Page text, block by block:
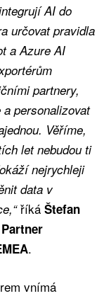
AI do
určovat pravidla
a Azure AI
partnery,
personalizovat
Věříme,
let nebudou ti
nejrychleji
data v
říká Štefan
.
vnímá